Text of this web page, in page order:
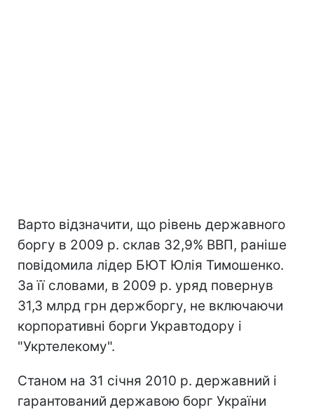
Варто відзначити, що рівень державного
боргу в 2009 р. склав 32,9% ВВП, раніше
повідомила лідер БЮТ Юлія Тимошенко.
За її словами, в 2009 р. уряд повернув
31,3 млрд грн держборгу, не включаючи
корпоративні борги Укравтодору і
"Укртелекому".
Станом на 31 січня 2010 р. державний і
гарантований державою борг України